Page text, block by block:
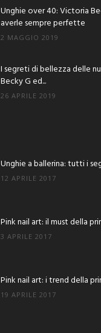
Unghie over 40: Victoria
averle sempre perfette
2 MAGGIO 2019
I segreti di bellezza delle
Becky G ed...
26 APRILE 2019
Unghie a ballerina: tutti i
12 APRILE 2017
Pink nail art: il must della
3 APRILE 2017
Pink nail art: i trend della
19 APRILE 2017